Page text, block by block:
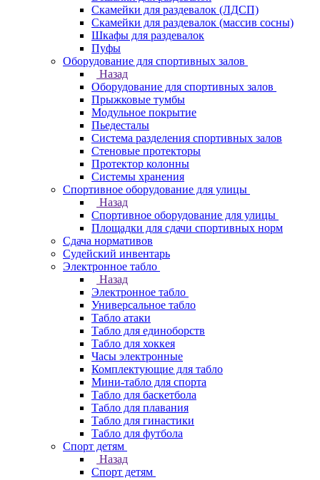
Скамейки для раздевалок (ЛДСП)
Скамейки для раздевалок (массив сосны)
Шкафы для раздевалок
Пуфы
Оборудование для спортивных залов
Назад
Оборудование для спортивных залов
Прыжковые тумбы
Модульное покрытие
Пьедесталы
Система разделения спортивных залов
Стеновые протекторы
Протектор колонны
Системы хранения
Спортивное оборудование для улицы
Назад
Спортивное оборудование для улицы
Площадки для сдачи спортивных норм
Сдача нормативов
Судейский инвентарь
Электронное табло
Назад
Электронное табло
Универсальное табло
Табло атаки
Табло для единоборств
Табло для хоккея
Часы электронные
Комплектующие для табло
Мини-табло для спорта
Табло для баскетбола
Табло для плавания
Табло для гинастики
Табло для футбола
Спорт детям
Назад
Спорт детям